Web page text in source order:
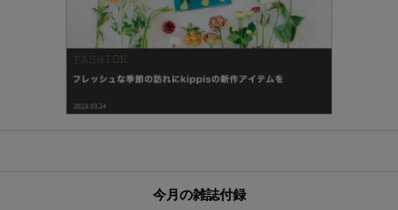
今月の雑誌付録